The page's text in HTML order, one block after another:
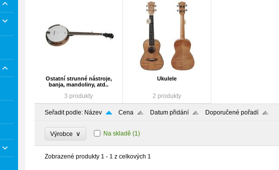
Ostatní strunné nástroje,
banja, mandoliny, atd..
3 produkty
Ukulele
2 produkty
Seřadit podle: Název Cena Datum přidání Doporučené pořadí
Výrobce ∨ Na skladě (1)
Zobrazené produkty 1 - 1 z celkových 1